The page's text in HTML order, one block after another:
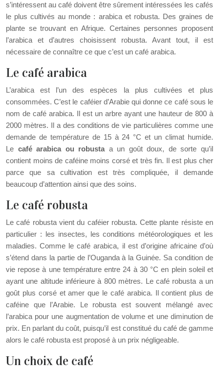
s’intéressent au café doivent être sûrement intéressées les cafés
le plus cultivés au monde : arabica et robusta. Des graines de
plante se trouvant en Afrique. Certaines personnes proposent
l’arabica et d’autres choisissent robusta. Avant tout, il est
nécessaire de connaître ce que c’est un café arabica.
Le café arabica
L’arabica est l’un des espèces la plus cultivées et plus
consommées. C’est le caféier d’Arabie qui donne ce café sous le
nom de café arabica. Il est un arbre ayant une hauteur de 800 à
2000 mètres. Il a des conditions de vie particulières comme une
demande de température de 15 à 24 °C et un climat humide.
Le café arabica ou robusta a un goût doux, de sorte qu’il
contient moins de caféine moins corsé et très fin. Il est plus cher
parce que sa cultivation est très compliquée, il demande
beaucoup d’attention ainsi que des soins.
Le café robusta
Le café robusta vient du caféier robusta. Cette plante résiste en
particulier : les insectes, les conditions météorologiques et les
maladies. Comme le café arabica, il est d’origine africaine d’où
s’étend dans la partie de l’Ouganda à la Guinée. Sa condition de
vie repose à une température entre 24 à 30 °C en plein soleil et
ayant une altitude inférieure à 800 mètres. Le café robusta a un
goût plus corsé et amer que le café arabica. Il contient plus de
caféine que l’Arabie. Le robusta est souvent mélangé avec
l’arabica pour une augmentation de volume et une diminution de
prix. En parlant du coût, puisqu’il est constitué du café de gamme
alors le café robusta est proposé à un prix négligeable.
Un choix de café